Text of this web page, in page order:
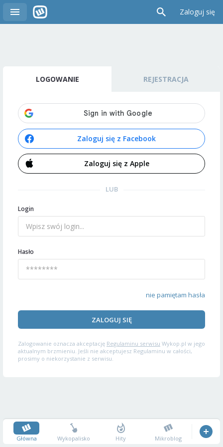
Zaloguj się
LOGOWANIE REJESTRACJA
Zaloguj się z Facebook
Zaloguj się z Apple
LUB
Login
Hasło
nie pamiętam hasła
ZALOGUJ SIĘ
Zalogowanie oznacza akceptację Regulaminu serwisu Wykop.pl w jego
aktualnym brzmieniu. Jeśli nie akceptujesz Regulaminu w całości,
prosimy o niekorzystanie z serwisu.
Główna Wykopalisko Hity Mikroblog